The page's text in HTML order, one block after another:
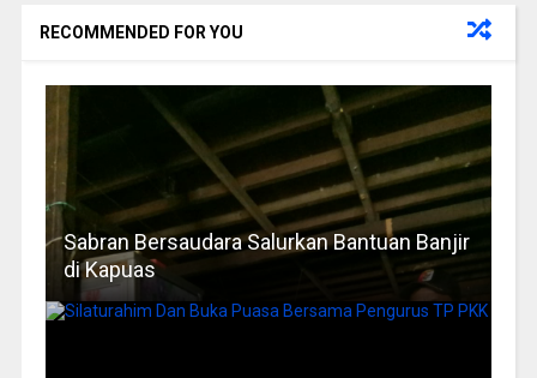
RECOMMENDED FOR YOU
Sabran Bersaudara Salurkan Bantuan Banjir
di Kapuas